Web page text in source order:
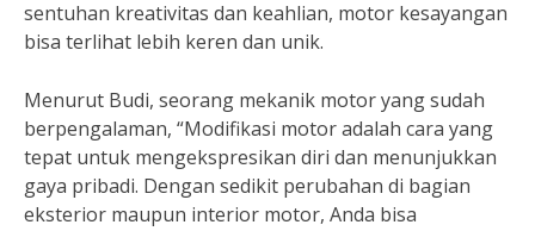
sentuhan kreativitas dan keahlian, motor kesayangan
bisa terlihat lebih keren dan unik.
Menurut Budi, seorang mekanik motor yang sudah
berpengalaman, “Modifikasi motor adalah cara yang
tepat untuk mengekspresikan diri dan menunjukkan
gaya pribadi. Dengan sedikit perubahan di bagian
eksterior maupun interior motor, Anda bisa